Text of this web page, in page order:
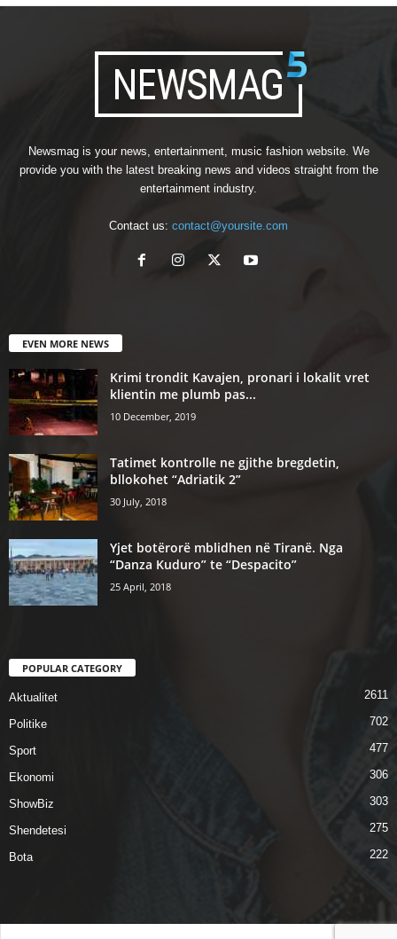
Newsmag is your news, entertainment, music fashion website. We
provide you with the latest breaking news and videos straight from the
entertainment industry.
Contact us: contact@yoursite.com
EVEN MORE NEWS
Krimi trondit Kavajen, pronari i lokalit vret
klientin me plumb pas...
10 December, 2019
Tatimet kontrolle ne gjithe bregdetin,
bllokohet “Adriatik 2”
30 July, 2018
Yjet botërorë mblidhen në Tiranë. Nga
“Danza Kuduro” te “Despacito”
25 April, 2018
POPULAR CATEGORY
Aktualitet 2611
Politike 702
Sport 477
Ekonomi 306
ShowBiz 303
Shendetesi 275
Bota 222